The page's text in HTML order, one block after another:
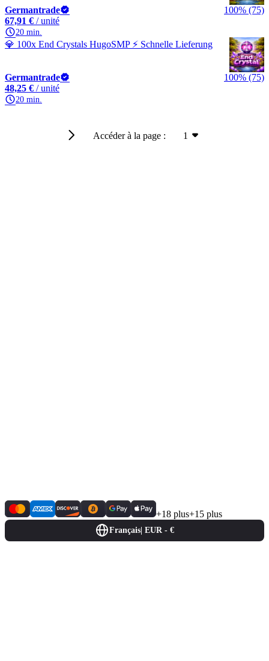
Germantrade
100% (75)
67,91 € / unité
20 min.
💎 100x End Crystals HugoSMP ⚡ Schnelle Lieferung
Germantrade
100% (75)
48,25 € / unité
20 min.
Accéder à la page : 1
+18 plus+15 plus
Français EUR - €